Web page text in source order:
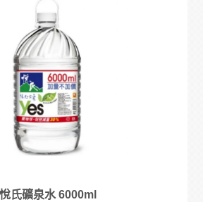
悅氏礦泉水 6000ml